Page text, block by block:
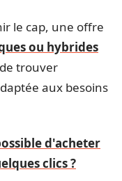
le cap, une offre
ou hybrides
trouver
aux besoins
d'acheter
clics ?